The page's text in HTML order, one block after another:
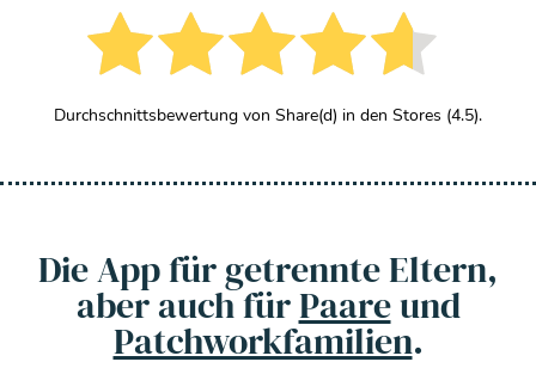
Durchschnittsbewertung von Share(d) in den Stores (4.5).
Die App für getrennte Eltern,
aber auch fürPaareund
Patchworkfamilien.